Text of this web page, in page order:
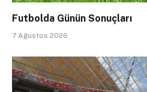
Futbolda Günün Sonuçları
7 Ağustos 2026